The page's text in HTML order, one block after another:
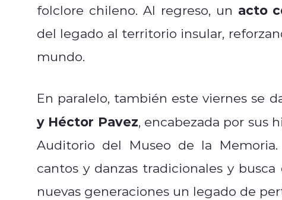
folclore chileno. Al regreso, un acto
del legado al territorio insular,
mundo.
En paralelo, también este viernes se
y Héctor Pavez, encabezada por sus
Auditorio del Museo de la
cantos y danzas tradicionales y
nuevas generaciones un legado de